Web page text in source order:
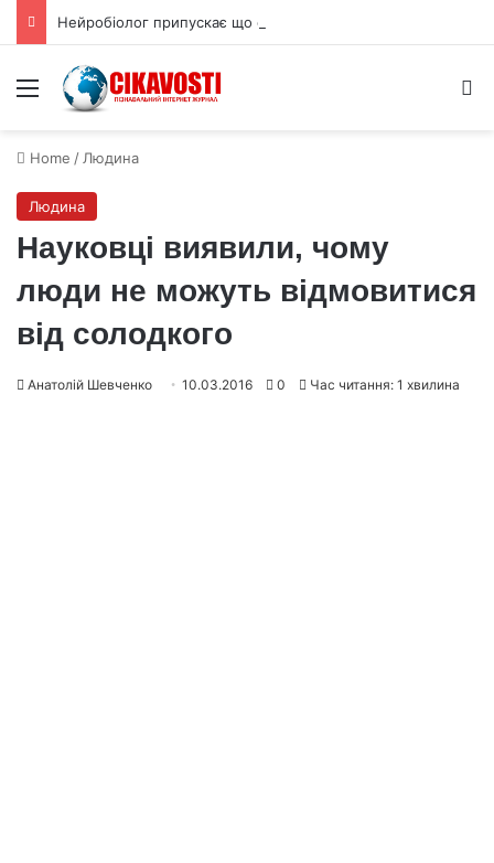
Menu
Home / Людина
Людина
Науковці виявили, чому
люди не можуть відмовитися
від солодкого
Анатолій Шевченко 10.03.2016 0 Час читання: 1 хвилина